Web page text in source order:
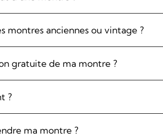
montres anciennes ou vintage ?
gratuite de ma montre ?
?
ma montre ?